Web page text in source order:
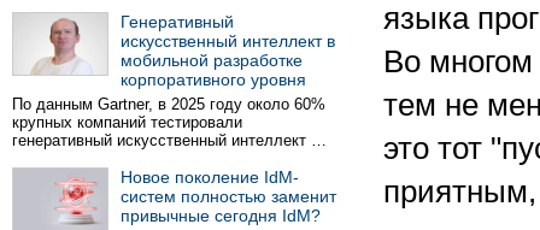
Генеративный
искусственный интеллект в
мобильной разработке
корпоративного уровня
По данным Gartner, в 2025 году около 60%
крупных компаний тестировали
генеративный искусственный интеллект …
Новое поколение IdM-
систем полностью заменит
привычные сегодня IdM?
языка
Во многом
тем не
это тот